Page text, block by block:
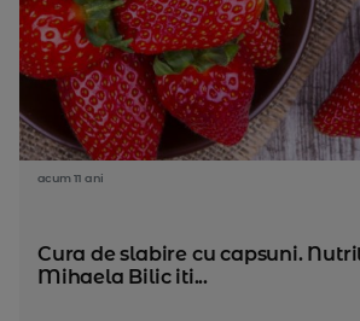
acum 11 ani
Cura de slabire cu capsuni.
Mihaela Bilic iti...